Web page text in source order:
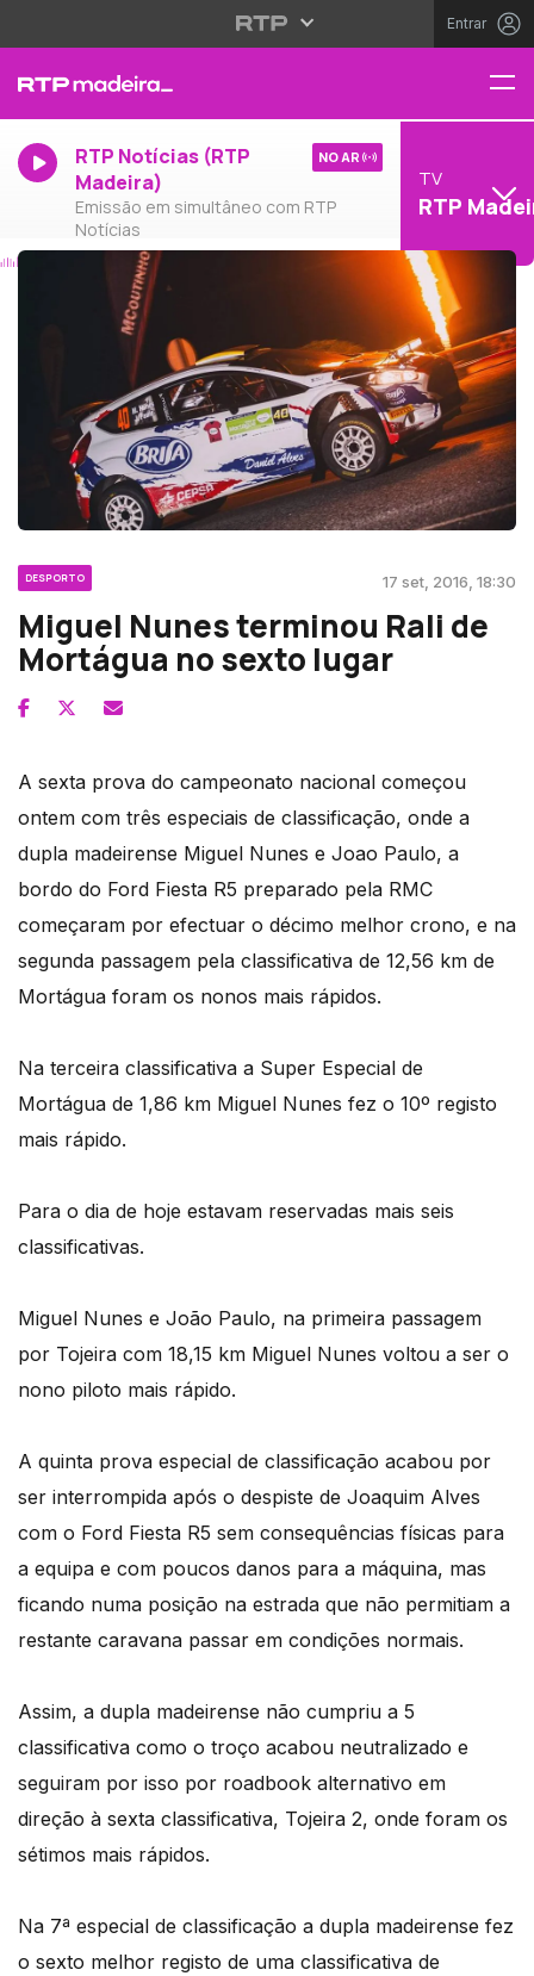
Entrar
RTP Notícias (RTP
Madeira)
Emissão em simultâneo com RTP
Notícias
NO AR
TV
RTP
DESPORTO 17 set, 2016, 18:30
Miguel Nunes terminou Rali de
Mortágua no sexto lugar
A sexta prova do campeonato nacional começou
ontem com três especiais de classificação, onde a
dupla madeirense Miguel Nunes e Joao Paulo, a
bordo do Ford Fiesta R5 preparado pela RMC
começaram por efectuar o décimo melhor crono, e na
segunda passagem pela classificativa de 12,56 km de
Mortágua foram os nonos mais rápidos.
Na terceira classificativa a Super Especial de
Mortágua de 1,86 km Miguel Nunes fez o 10º registo
mais rápido.
Para o dia de hoje estavam reservadas mais seis
classificativas.
Miguel Nunes e João Paulo, na primeira passagem
por Tojeira com 18,15 km Miguel Nunes voltou a ser o
nono piloto mais rápido.
A quinta prova especial de classificação acabou por
ser interrompida após o despiste de Joaquim Alves
com o Ford Fiesta R5 sem consequências físicas para
a equipa e com poucos danos para a máquina, mas
ficando numa posição na estrada que não permitiam a
restante caravana passar em condições normais.
Assim, a dupla madeirense não cumpriu a 5
classificativa como o troço acabou neutralizado e
seguiram por isso por roadbook alternativo em
direção à sexta classificativa, Tojeira 2, onde foram os
sétimos mais rápidos.
Na 7ª especial de classificação a dupla madeirense fez
o sexto melhor registo de uma classificativa de